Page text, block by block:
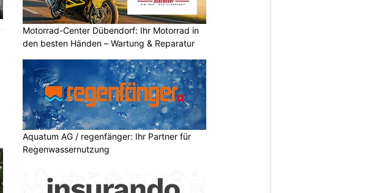
Motorrad-Center Dübendorf: Ihr Motorrad in
den besten Händen – Wartung & Reparatur
Aquatum AG / regenfänger: Ihr Partner für
Regenwassernutzung